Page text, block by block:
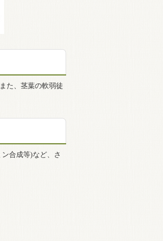
た、茎葉の軟弱徒
合成等)など、さ